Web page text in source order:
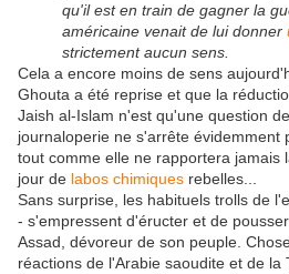
qu'il est en train de gagner la
américaine venait de lui donner
strictement aucun sens.
Cela a encore moins de sens
Ghouta a été reprise et que la
Jaish al-Islam n'est qu'une question
journaloperie ne s'arrête évidemment
tout comme elle ne rapportera jamais
jour de labos chimiques rebelles...
Sans surprise, les habituels trolls de
- s'empressent d'éructer et de
Assad, dévoreur de son peuple.
réactions de l'Arabie saoudite et de la